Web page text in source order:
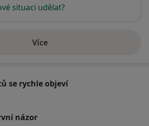
situaci udělat?
Víceo adrese
se rychle objeví
názor